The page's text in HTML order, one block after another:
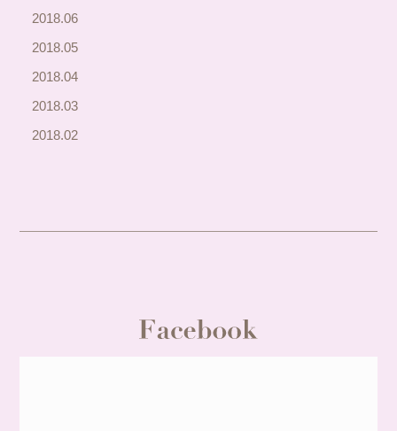
2018.06
2018.05
2018.04
2018.03
2018.02